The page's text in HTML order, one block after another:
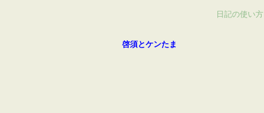
日記の使い方
啓須とケンたま